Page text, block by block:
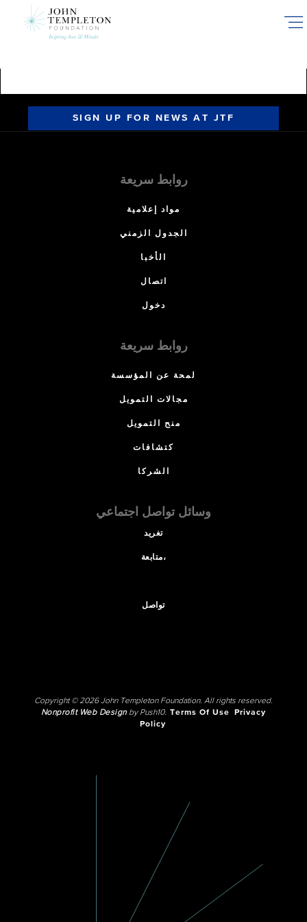
SIGN UP FOR NEWS AT JTF
روابط سريعة
مواد إعلامية
الجدول الزمني
الأخبا
اتصال
دخول
روابط سريعة
لمحة عن المؤسسة
مجالات التمويل
منح التمويل
كتشافات
الشركا
وسائل تواصل اجتماعي
تغريد
متابعة،
تواصل
Copyright © 2026 John Templeton Foundation. All rights reserved.
Nonprofit Web Designby Push10. Terms Of Use
Privacy
Policy